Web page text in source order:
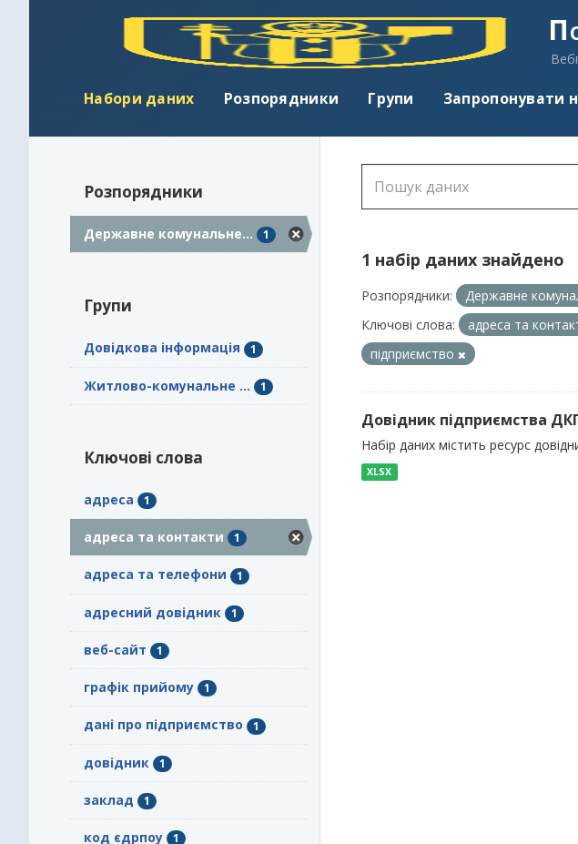
Набори даних Розпорядники Групи Запропонувати
Розпорядники
Державне комунальне... 1
Групи
Довідкова інформація 1
Житлово-комунальне ... 1
Ключові слова
адреса 1
адреса та контакти 1
адреса та телефони 1
адресний довідник 1
веб-сайт 1
графік прийому 1
дані про підприємство 1
довідник 1
заклад 1
код єдрпоу 1
1 набір даних знайдено
Розпорядники:
Державне
Ключові слова:
адреса та
підприємство
Довідник підприємства
Набір даних містить ресурс
XLSX